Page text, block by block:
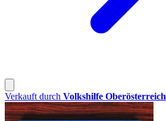
Verkauft durch Volkshilfe Oberösterreich